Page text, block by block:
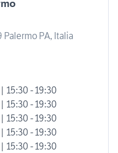
Palermo PA, Italia
| 15:30 - 19:30
| 15:30 - 19:30
| 15:30 - 19:30
| 15:30 - 19:30
| 15:30 - 19:30